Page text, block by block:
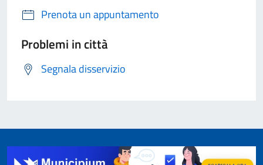
Prenota un appuntamento
Problemi in città
Segnala disservizio